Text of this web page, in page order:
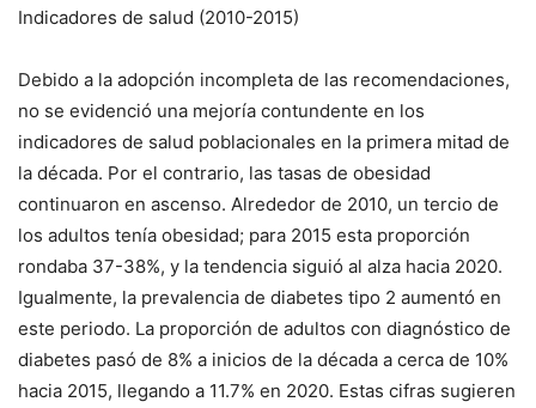
Indicadores de salud (2010-2015)
Debido a la adopción incompleta de las recomendaciones,
no se evidenció una mejoría contundente en los
indicadores de salud poblacionales en la primera mitad de
la década. Por el contrario, las tasas de obesidad
continuaron en ascenso. Alrededor de 2010, un tercio de
los adultos tenía obesidad; para 2015 esta proporción
rondaba 37-38%, y la tendencia siguió al alza hacia 2020.
Igualmente, la prevalencia de diabetes tipo 2 aumentó en
este periodo. La proporción de adultos con diagnóstico de
diabetes pasó de 8% a inicios de la década a cerca de 10%
hacia 2015, llegando a 11.7% en 2020. Estas cifras sugieren